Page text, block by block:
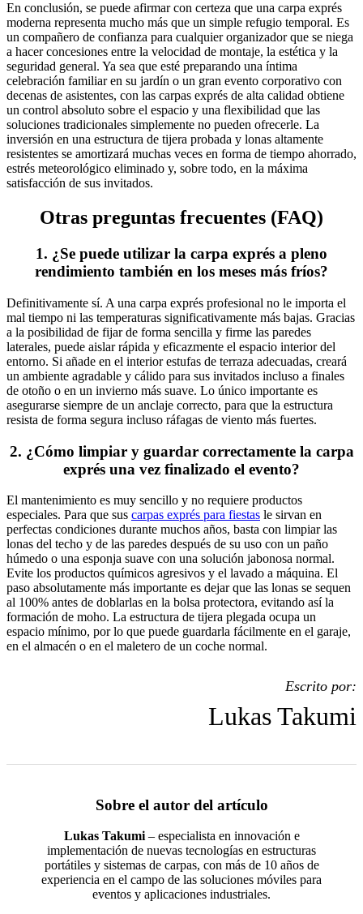
En conclusión, se puede afirmar con certeza que una carpa exprés
moderna representa mucho más que un simple refugio temporal. Es
un compañero de confianza para cualquier organizador que se niega
a hacer concesiones entre la velocidad de montaje, la estética y la
seguridad general. Ya sea que esté preparando una íntima
celebración familiar en su jardín o un gran evento corporativo con
decenas de asistentes, con las carpas exprés de alta calidad obtiene
un control absoluto sobre el espacio y una flexibilidad que las
soluciones tradicionales simplemente no pueden ofrecerle. La
inversión en una estructura de tijera probada y lonas altamente
resistentes se amortizará muchas veces en forma de tiempo ahorrado,
estrés meteorológico eliminado y, sobre todo, en la máxima
satisfacción de sus invitados.
Otras preguntas frecuentes (FAQ)
1. ¿Se puede utilizar la carpa exprés a pleno
rendimiento también en los meses más fríos?
Definitivamente sí. A una carpa exprés profesional no le importa el
mal tiempo ni las temperaturas significativamente más bajas. Gracias
a la posibilidad de fijar de forma sencilla y firme las paredes
laterales, puede aislar rápida y eficazmente el espacio interior del
entorno. Si añade en el interior estufas de terraza adecuadas, creará
un ambiente agradable y cálido para sus invitados incluso a finales
de otoño o en un invierno más suave. Lo único importante es
asegurarse siempre de un anclaje correcto, para que la estructura
resista de forma segura incluso ráfagas de viento más fuertes.
2. ¿Cómo limpiar y guardar correctamente la carpa
exprés una vez finalizado el evento?
El mantenimiento es muy sencillo y no requiere productos
especiales. Para que sus carpas exprés para fiestas le sirvan en
perfectas condiciones durante muchos años, basta con limpiar las
lonas del techo y de las paredes después de su uso con un paño
húmedo o una esponja suave con una solución jabonosa normal.
Evite los productos químicos agresivos y el lavado a máquina. El
paso absolutamente más importante es dejar que las lonas se sequen
al 100% antes de doblarlas en la bolsa protectora, evitando así la
formación de moho. La estructura de tijera plegada ocupa un
espacio mínimo, por lo que puede guardarla fácilmente en el garaje,
en el almacén o en el maletero de un coche normal.
Escrito por:
Lukas Takumi
Sobre el autor del artículo
Lukas Takumi– especialista en innovación e
implementación de nuevas tecnologías en estructuras
portátiles y sistemas de carpas, con más de 10 años de
experiencia en el campo de las soluciones móviles para
eventos y aplicaciones industriales.